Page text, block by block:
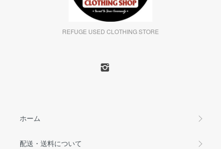
REFUGE USED CLOTHING STORE
ホーム
配送・送料について